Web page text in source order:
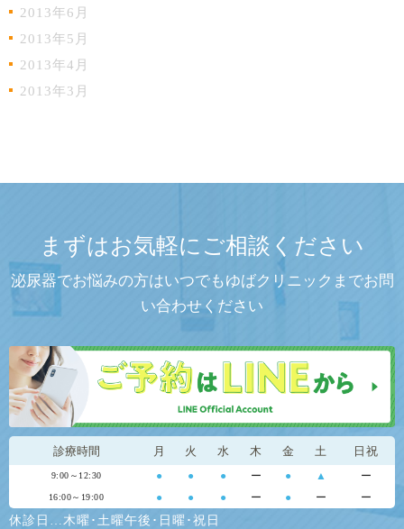
2013年6月
2013年5月
2013年4月
2013年3月
まずはお気軽にご相談ください
泌尿器でお悩みの方はいつでもゆばクリニックまでお問
い合わせください
診療時間 月 火 水 木 金 土 日祝
9:00～12:30 ● ● ● ー ● ▲ ー
16:00～19:00 ● ● ● ー ● ー ー
休診日…木曜･土曜午後･日曜･祝日